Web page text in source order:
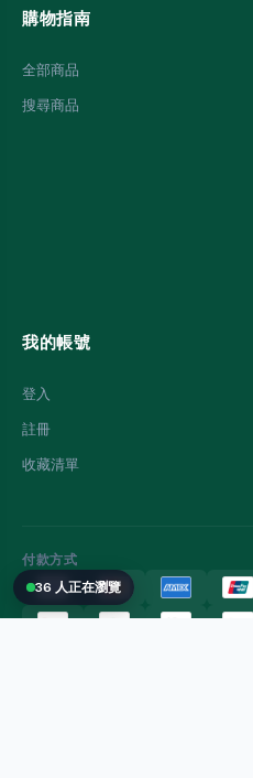
購物指南
全部商品
搜尋商品
我的帳號
登入
註冊
收藏清單
付款方式
36 人正在瀏覽